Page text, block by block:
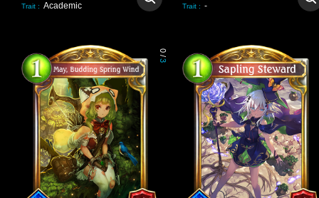
Trait : Academic Trait : -
0
/
3